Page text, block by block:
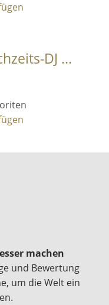
DJ ...
machen
und Bewertung
um die Welt ein